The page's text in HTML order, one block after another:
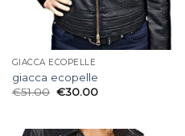
GIACCA ECOPELLE
giacca ecopelle
€51.00 €30.00